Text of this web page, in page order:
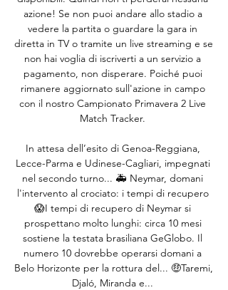
azione! Se non puoi andare allo stadio a
vedere la partita o guardare la gara in
diretta in TV o tramite un live streaming e se
non hai voglia di iscriverti a un servizio a
pagamento, non disperare. Poiché puoi
rimanere aggiornato sull'azione in campo
con il nostro Campionato Primavera 2 Live
Match Tracker.
In attesa dell’esito di Genoa-Reggiana,
Lecce-Parma e Udinese-Cagliari, impegnati
nel secondo turno... 🚑 Neymar, domani
l'intervento al crociato: i tempi di recupero
😱I tempi di recupero di Neymar si
prospettano molto lunghi: circa 10 mesi
sostiene la testata brasiliana GeGlobo. Il
numero 10 dovrebbe operarsi domani a
Belo Horizonte per la rottura del... 🤑Taremi,
Djaló, Miranda e...